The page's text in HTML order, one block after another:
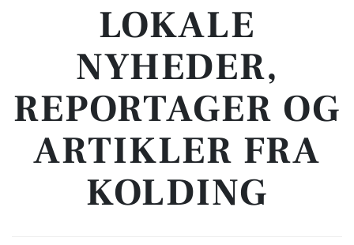
LOKALE
NYHEDER,
REPORTAGER OG
ARTIKLER FRA
KOLDING